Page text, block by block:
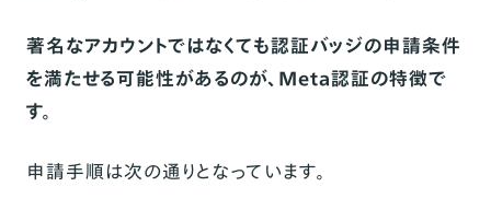
著名なアカウントではなくても認証バッジの申請条件
を満たせる可能性があるのが、Meta認証の特徴で
す。
申請手順は次の通りとなっています。